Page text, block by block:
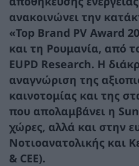
ανακοινώνει την
«Top Brand PV Award
και τη Ρουμανία, από
EUPD Research. Η
αναγνώριση της
καινοτομίας και της
που απολαμβάνει η
χώρες, αλλά και στην
Νοτιοανατολικής και
& CEE).